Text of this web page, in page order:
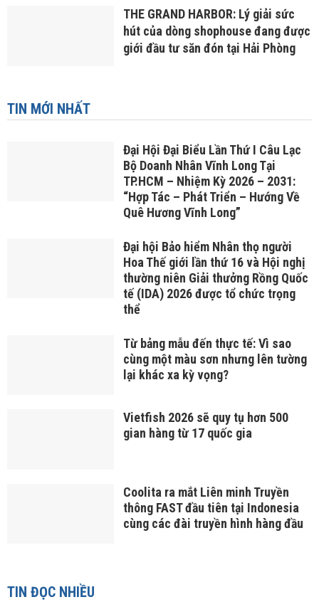
THE GRAND HARBOR: Lý giải sức
hút của dòng shophouse đang được
giới đầu tư săn đón tại Hải Phòng
TIN MỚI NHẤT
Đại Hội Đại Biểu Lần Thứ I Câu Lạc
Bộ Doanh Nhân Vĩnh Long Tại
TP.HCM – Nhiệm Kỳ 2026 – 2031:
“Hợp Tác – Phát Triển – Hướng Về
Quê Hương Vĩnh Long”
Đại hội Bảo hiểm Nhân thọ người
Hoa Thế giới lần thứ 16 và Hội nghị
thường niên Giải thưởng Rồng Quốc
tế (IDA) 2026 được tổ chức trọng
thể
Từ bảng mẫu đến thực tế: Vì sao
cùng một màu sơn nhưng lên tường
lại khác xa kỳ vọng?
Vietfish 2026 sẽ quy tụ hơn 500
gian hàng từ 17 quốc gia
Coolita ra mắt Liên minh Truyền
thông FAST đầu tiên tại Indonesia
cùng các đài truyền hình hàng đầu
TIN ĐỌC NHIỀU